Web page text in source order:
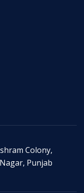
Colony,
Punjab